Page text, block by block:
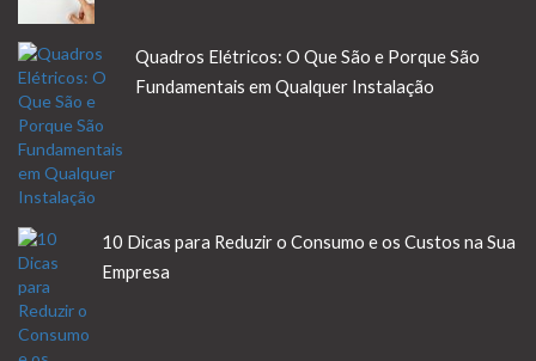
Quadros Elétricos: O Que São e Porque São
Fundamentais em Qualquer Instalação
10 Dicas para Reduzir o Consumo e os Custos na Sua
Empresa